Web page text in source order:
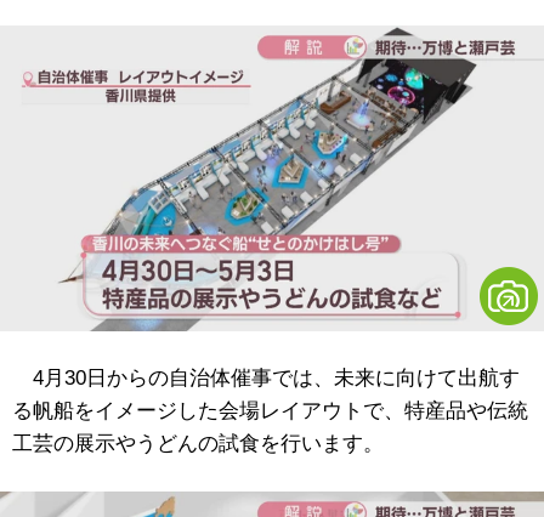
4月30日からの自治体催事では、未来に向けて出航す
る帆船をイメージした会場レイアウトで、特産品や伝統
工芸の展示やうどんの試食を行います。